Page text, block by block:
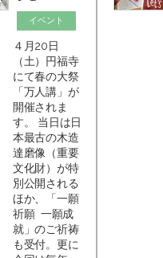
イベント
４月20日
（土）円福寺
にて春の大祭
「万人講」が
開催されま
す。 当日は日
本最古の木造
達磨像（重要
文化財）が特
別公開される
ほか、「一願
祈願 一願成
就」のご祈祷
も受付。更に